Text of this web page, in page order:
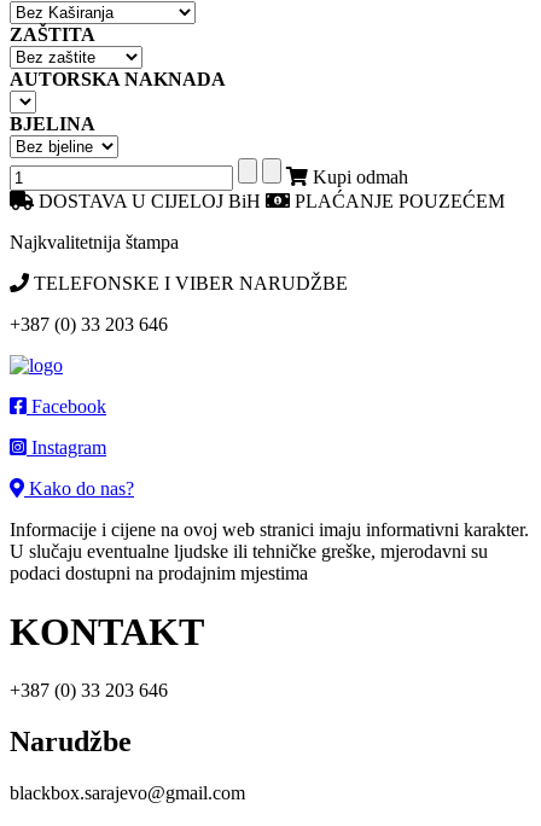
ZAŠTITA
AUTORSKA NAKNADA
BJELINA
Kupi odmah
DOSTAVA U CIJELOJ BiH
PLAĆANJE POUZEĆEM
Najkvalitetnija štampa
TELEFONSKE I VIBER NARUDŽBE
+387 (0) 33 203 646
Facebook
Instagram
Kako do nas?
Informacije i cijene na ovoj web stranici imaju informativni karakter.
U slučaju eventualne ljudske ili tehničke greške, mjerodavni su
podaci dostupni na prodajnim mjestima
KONTAKT
+387 (0) 33 203 646
Narudžbe
blackbox.sarajevo@gmail.com